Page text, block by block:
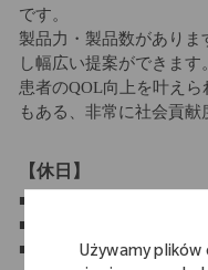
Używamy plików
です。
製品力・製品数があり
し幅広い提案ができま
患者のQOL向上を叶え
もある、非常に社会貢献
【休日】
■年間休日 120日以上 休
■週休2日制
■祝日休み